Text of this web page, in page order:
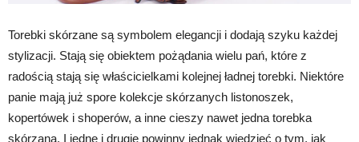
Torebki skórzane są symbolem elegancji i dodają szyku każdej
stylizacji. Stają się obiektem pożądania wielu pań, które z
radością stają się właścicielkami kolejnej ładnej torebki. Niektóre
panie mają już spore kolekcje skórzanych listonoszek,
kopertówek i shoperów, a inne cieszy nawet jedna torebka
skórzana. I jedne i drugie powinny jednak wiedzieć o tym, jak